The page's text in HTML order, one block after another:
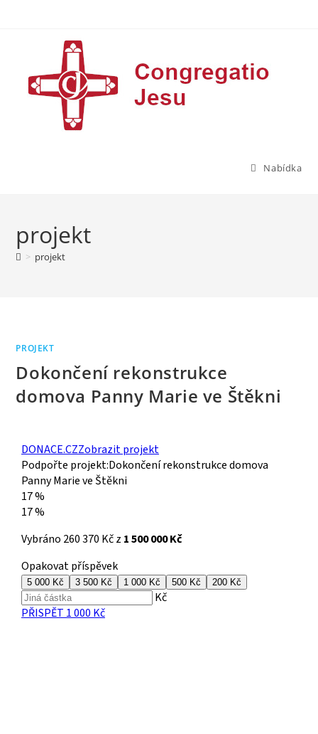
Nabídka
projekt
> projekt
PROJEKT
Dokončení rekonstrukce
domova Panny Marie ve Štěkni